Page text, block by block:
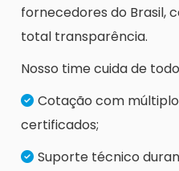
fornecedores do Brasil,
total transparência.
Nosso time cuida de
Cotação com
certificados;
Suporte técnico